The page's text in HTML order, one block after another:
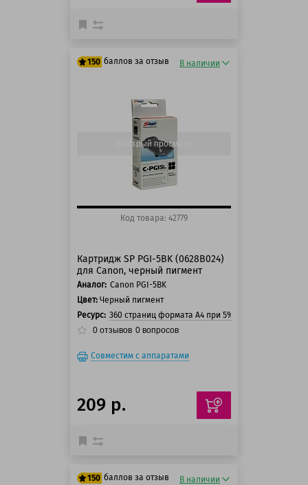
150 баллов за отзыв
125 баллов
150 баллов
В наличии
Быстрый просмотр
Код товара: 42779
Картридж SP PGI-5BK (0628B024)
для Canon, черный пигмент
Аналог: Canon PGI-5BK
Цвет: Черный пигмент
Ресурс: 360 страниц формата А4 при 5% заполнении
0 отзывов 0 вопросов
Совместим с аппаратами
209 р.
150 баллов за отзыв В наличии